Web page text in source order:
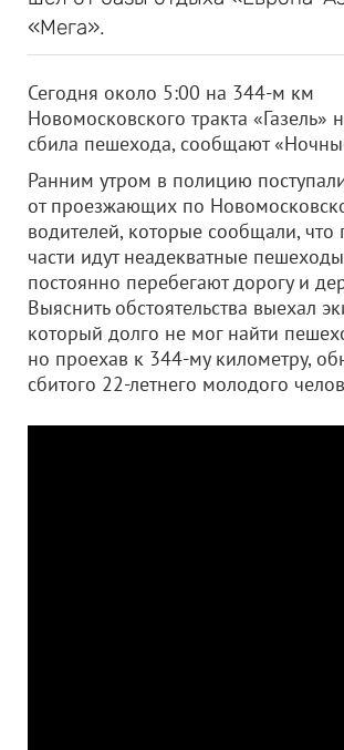
«Мега».
Сегодня около 5:00 на 344-м км
Новомосковского тракта «Газель»
сбила пешехода, сообщают
Ранним утром в полицию
от проезжающих по
водителей, которые сообщали,
части идут неадекватные
постоянно перебегают дорогу и
Выяснить обстоятельства выехал
который долго не мог найти
но проехав к 344-му километру,
сбитого 22-летнего молодого